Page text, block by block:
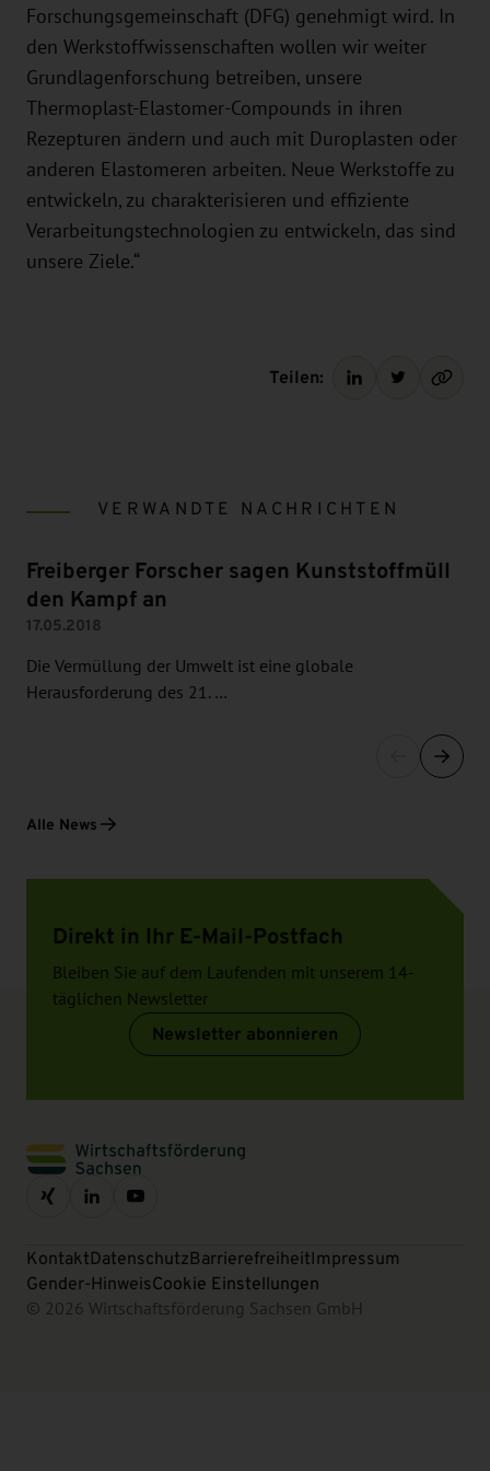
Forschungsgemeinschaft (DFG) genehmigt wird. In
den Werkstoffwissenschaften wollen wir weiter
Grundlagenforschung betreiben, unsere
Thermoplast-Elastomer-Compounds in ihren
Rezepturen ändern und auch mit Duroplasten oder
anderen Elastomeren arbeiten. Neue Werkstoffe zu
entwickeln, zu charakterisieren und effiziente
Verarbeitungstechnologien zu entwickeln, das sind
unsere Ziele.“
Teilen:
VERWANDTE NACHRICHTEN
Freiberger Forscher sagen Kunststoffmüll
den Kampf an
17.05.2018
Die Vermüllung der Umwelt ist eine globale
Herausforderung des 21. …
Alle News
Direkt in Ihr E-Mail-Postfach
Bleiben Sie auf dem Laufenden mit unserem 14-
täglichen Newsletter
Newsletter abonnieren
KontaktDatenschutzBarrierefreiheitImpressum
Gender-HinweisCookie Einstellungen
© 2026 Wirtschaftsförderung Sachsen GmbH